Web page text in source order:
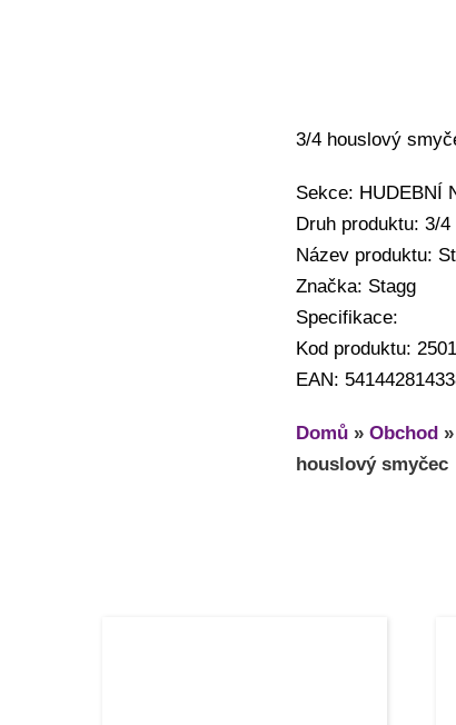
3/4 houslový
Sekce: HUDEBNÍ
Druh produktu: 3/
Název produktu:
Značka: Stagg
Specifikace:
Kod produktu:
EAN:
Domů » Obchod »
houslový smyčec